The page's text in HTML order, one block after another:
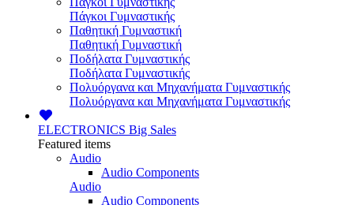
Πάγκοι Γυμναστικής
Παθητική Γυμναστική
Παθητική Γυμναστική
Ποδήλατα Γυμναστικής
Ποδήλατα Γυμναστικής
Πολυόργανα και Μηχανήματα Γυμναστικής
Πολυόργανα και Μηχανήματα Γυμναστικής
ELECTRONICS Big Sales
Featured items
Audio
Audio Components
Audio
Audio Components